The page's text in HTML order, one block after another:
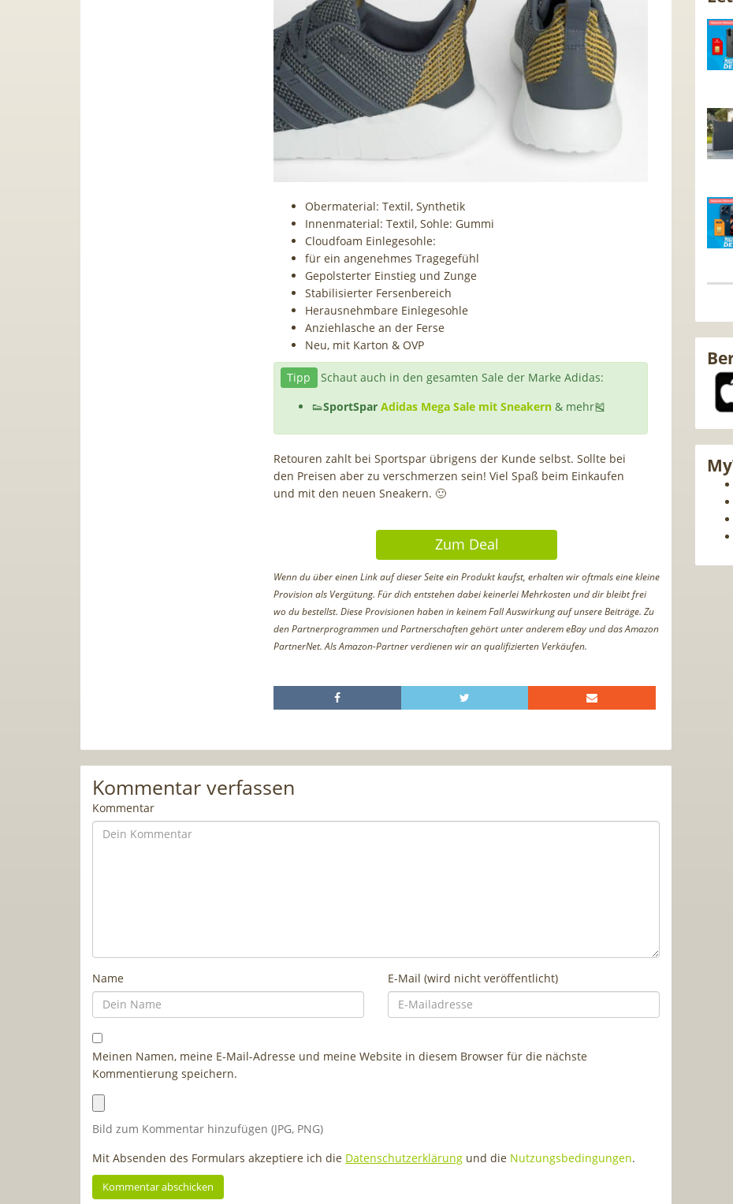
Obermaterial: Textil, Synthetik
Innenmaterial: Textil, Sohle: Gummi
Cloudfoam Einlegesohle:
für ein angenehmes Tragegefühl
Gepolsterter Einstieg und Zunge
Stabilisierter Fersenbereich
Herausnehmbare Einlegesohle
Anziehlasche an der Ferse
Neu, mit Karton & OVP
Tipp
Schaut auch in den gesamten Sale der Marke Adidas:
👟SportSpar Adidas Mega Sale mit Sneakern & mehr🎽
Retouren zahlt bei Sportspar übrigens der Kunde selbst. Sollte bei
den Preisen aber zu verschmerzen sein! Viel Spaß beim Einkaufen
und mit den neuen Sneakern. 🙂
Zum Deal
Wenn du über einen Link auf dieser Seite ein Produkt kaufst, erhalten wir oftmals eine kleine
Provision als Vergütung. Für dich entstehen dabei keinerlei Mehrkosten und dir bleibt frei
wo du bestellst. Diese Provisionen haben in keinem Fall Auswirkung auf unsere Beiträge. Zu
den Partnerprogrammen und Partnerschaften gehört unter anderem eBay und das Amazon
PartnerNet. Als Amazon-Partner verdienen wir an qualifizierten Verkäufen.
Kommentar verfassen
Kommentar
Name E-Mail (wird nicht veröffentlicht)
Meinen Namen, meine E-Mail-Adresse und meine Website in diesem Browser für die nächste
Kommentierung speichern.
Bild zum Kommentar hinzufügen (JPG, PNG)
Mit Absenden des Formulars akzeptiere ich die Datenschutzerklärung und die Nutzungsbedingungen.